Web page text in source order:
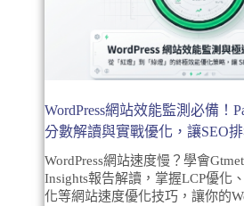
WordPress網站效能監測必備！
分數解讀與實戰優化，讓SEO排
WordPress網站速度慢？學會
Insights報告解讀，掌握LCP優化
化等網站速度優化技巧，讓你的